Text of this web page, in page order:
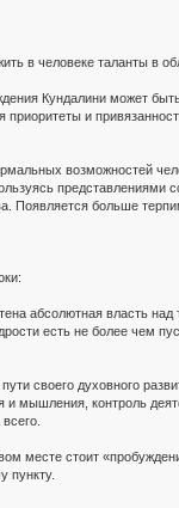
в человеке таланты в
Кундалини может
приоритеты и
возможностей
Появляется больше
абсолютная власть
есть не более чем
своего духовного
контроль
стоит
пункту.